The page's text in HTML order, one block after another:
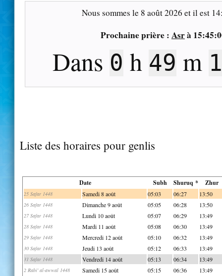
Nous sommes le 8 août 2026 et il est
Prochaine prière : Asrà
Dans 0 h 49 m
Liste des horaires pour genlis
Date Subh Shuruq * Zhur
25 Safar 1448 Samedi 8 août 05:03 06:27 13:50
26 Safar 1448 Dimanche 9 août 05:05 06:28 13:50
27 Safar 1448 Lundi 10 août 05:07 06:29 13:49
28 Safar 1448 Mardi 11 août 05:08 06:30 13:49
29 Safar 1448 Mercredi 12 août 05:10 06:32 13:49
30 Safar 1448 Jeudi 13 août 05:12 06:33 13:49
31 Safar 1448 Vendredi 14 août 05:13 06:34 13:49
2 Rabi' al-awwal 1448 Samedi 15 août 05:15 06:36 13:49